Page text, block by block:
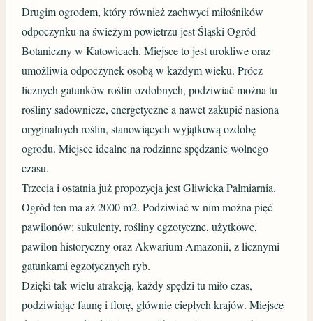
Drugim ogrodem, który również zachwyci miłośników
odpoczynku na świeżym powietrzu jest Śląski Ogród
Botaniczny w Katowicach. Miejsce to jest urokliwe oraz
umożliwia odpoczynek osobą w każdym wieku. Prócz
licznych gatunków roślin ozdobnych, podziwiać można tu
rośliny sadownicze, energetyczne a nawet zakupić nasiona
oryginalnych roślin, stanowiących wyjątkową ozdobę
ogrodu. Miejsce idealne na rodzinne spędzanie wolnego
czasu.
Trzecia i ostatnia już propozycja jest Gliwicka Palmiarnia.
Ogród ten ma aż 2000 m2. Podziwiać w nim można pięć
pawilonów: sukulenty, rośliny egzotyczne, użytkowe,
pawilon historyczny oraz Akwarium Amazonii, z licznymi
gatunkami egzotycznych ryb.
Dzięki tak wielu atrakcją, każdy spędzi tu miło czas,
podziwiając faunę i florę, głównie ciepłych krajów. Miejsce